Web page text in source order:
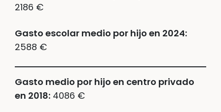
2186 €
Gasto escolar medio por hijo en 2024:
2588 €
Gasto medio por hijo en centro privado
en 2018: 4086 €